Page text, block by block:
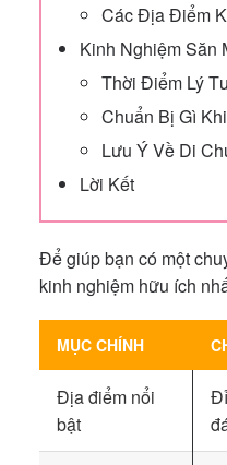
Các Địa Điểm
Kinh Nghiệm Săn
Thời Điểm Lý
Chuẩn Bị Gì
Lưu Ý Về Di
Lời Kết
Để giúp bạn có một
kinh nghiệm hữu ích
MỤC CHÍNH
Địa điểm nổi
bật